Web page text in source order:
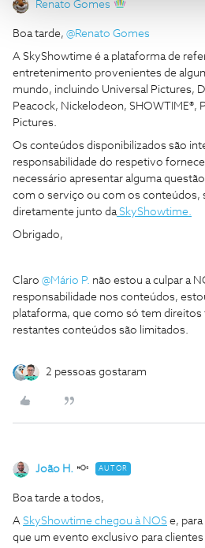
Renato Gomes
Boa tarde, ​ @Renato Gomes
A SkyShowtime é a plataforma de
entretenimento provenientes de
mundo, incluindo Universal Pictures,
Peacock, Nickelodeon, SHOWTIME®,
Pictures.
Os conteúdos disponibilizados são
responsabilidade do respetivo
necessário apresentar alguma
com o serviço ou com os conteúdos,
diretamente junto daSkyShowtime.
Obrigado,
Claro ​ @Mário P. não estou a culpar a
responsabilidade nos conteúdos,
plataforma, que como só tem direitos
restantes conteúdos são limitados.
2 pessoas gostaram
João H. AUTOR
Boa tarde a todos,
A SkyShowtime chegou à NOS e,
que um evento exclusivo para